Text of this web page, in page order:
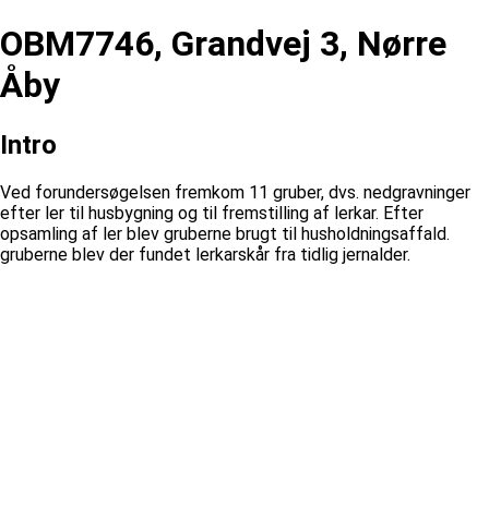
OBM7746, Grandvej 3, Nørre
Åby
Intro
Ved forundersøgelsen fremkom 11 gruber, dvs. nedgravninger
efter ler til husbygning og til fremstilling af lerkar. Efter
opsamling af ler blev gruberne brugt til husholdningsaffald.
gruberne blev der fundet lerkarskår fra tidlig jernalder.